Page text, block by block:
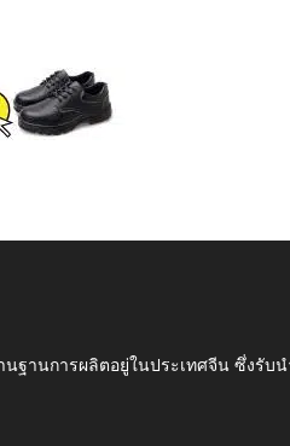
นฐานการผลิตอยู่ในประเทศจีน ซึ่งรั